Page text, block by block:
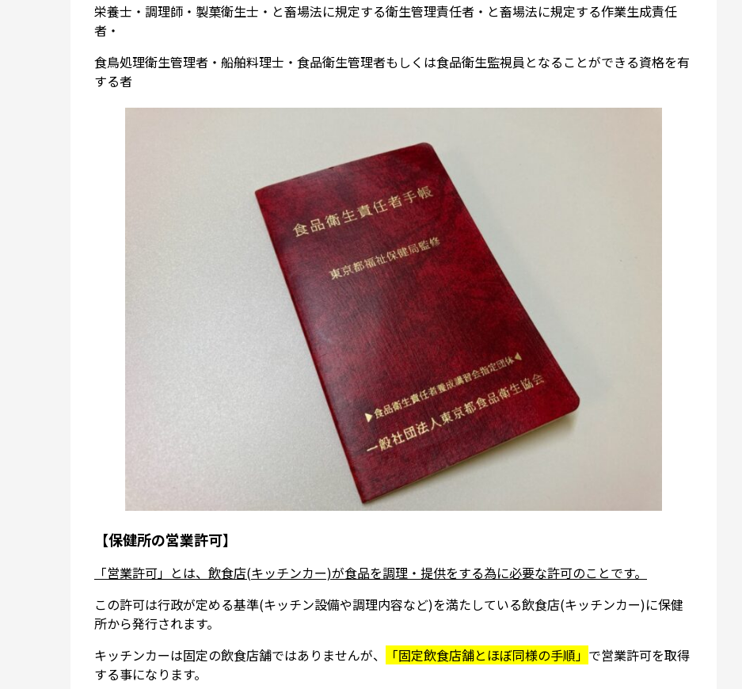
栄養士・調理師・製菓衛生士・と畜場法に規定する衛生管理責任者・と畜場法に規定する作業生成責任
者・
食鳥処理衛生管理者・船舶料理士・食品衛生管理者もしくは食品衛生監視員となることができる資格を有
する者
【保健所の営業許可】
「営業許可」とは、飲食店(キッチンカー)が食品を調理・提供をする為に必要な許可のことです。
この許可は行政が定める基準(キッチン設備や調理内容など)を満たしている飲食店(キッチンカー)に保健
所から発行されます。
キッチンカーは固定の飲食店舗ではありませんが、
「固定飲食店舗とほぼ同様の手順」 で営業許可を取得
する事になります。